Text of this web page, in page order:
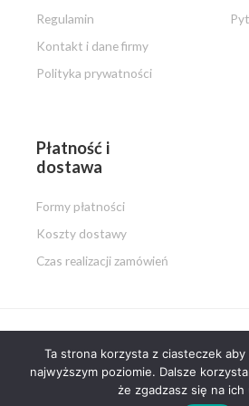
Regulamin
Kontakt i dane firmy
Polityka prywatności
Płatność i
dostawa
Formy płatności
Koszty dostawy
Czas realizacji zamówień
Copyright © 2026 PISZ i
Powered by PISZ i
Ta strona korzysta z ciasteczek aby
najwyższym poziomie. Dalsze
że zgadzasz się na ich